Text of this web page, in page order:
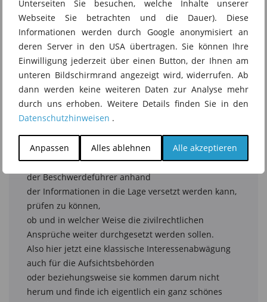
Unterseiten Sie besuchen, welche Inhalte unserer
Webseite Sie betrachten und die Dauer). Diese
Informationen werden durch Google anonymisiert an
deren Server in den USA übertragen. Sie können Ihre
Einwilligung jederzeit über einen Button, der Ihnen am
unteren Bildschirmrand angezeigt wird, widerrufen. Ab
dann werden keine weiteren Daten zur Analyse mehr
durch uns erhoben. Weitere Details finden Sie in den
Datenschutzhinweisen .
Anpassen Alles ablehnen Alle akzeptieren